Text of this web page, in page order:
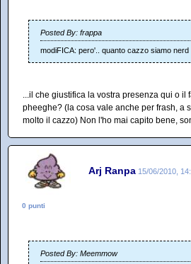
Posted By: frappa
modiFICA: pero'.. quanto cazzo siamo nerd
...il che giustifica la vostra presenza qui o il
pheeghe? (la cosa vale anche per frash, a
molto il cazzo) Non l'ho mai capito bene,
Arj Ranpa 15/06/2010,
0 punti
Posted By: Meemmow